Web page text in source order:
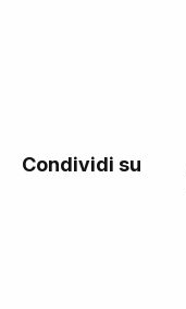
Condividi su